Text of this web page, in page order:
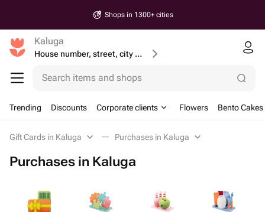
Shops in 1300+ cities
Kaluga
House number, street, city or postcode
Search items and shops
Trending Discounts Corporate clients Flowers Bento Cakes
Gift Cards in Kaluga Purchases in Kaluga
Purchases in Kaluga